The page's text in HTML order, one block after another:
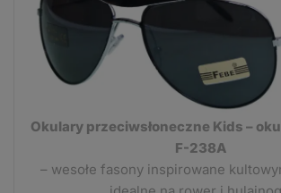
Okulary przeciwsłoneczne Kids –
F-238A
– wesołe fasony inspirowane